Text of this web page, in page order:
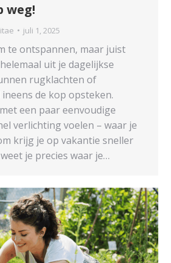
weg!
juli 1, 2025
te ontspannen, maar juist
uit je dagelijkse
rugklachten of
de kop opsteken.
een paar eenvoudige
verlichting voelen – waar je
krijg je op vakantie sneller
je precies waar je…